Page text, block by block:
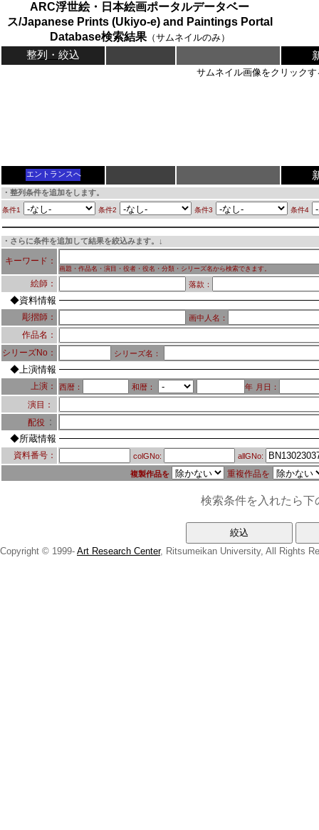
ARC浮世絵・日本絵画ポータルデータベー
ス/Japanese Prints (Ukiyo-e) and Paintings Portal
Database検索結果（サムネイルのみ）
整列・絞込
サムネイル画像をクリック
エントランスへ
・整列条件を追加をします。
条件1 条件2 条件3 条件4
・さらに条件を追加して結果を絞込みます。↓
キーワード：
画題・作品名・演目・役者・役名・分類・シリーズ名から検索できます。
絵師： 落款：
◆資料情報
彫摺師： 画中人名：
作品名：
シリーズNo：
シリーズ名：
◆上演情報
上演： 西暦： 和暦： 年 月日：
演目：
配役 ：
◆所蔵情報
資料番号： colGNo: allGNo:
複製作品を 重複作品を
検索条件を入れたら
Copyright © 1999- Art Research Center, Ritsumeikan University, All Rights